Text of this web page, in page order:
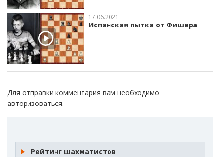
17.06.2021
Испанская пытка от Фишера
Для отправки комментария вам необходимо
авторизоваться.
Рейтинг шахматистов